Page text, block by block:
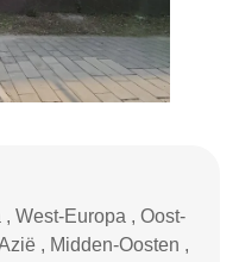
West-Europa , Oost-
, Midden-Oosten ,